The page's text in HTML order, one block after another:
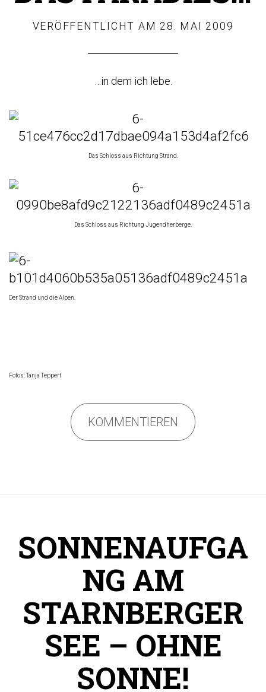
VERÖFFENTLICHT AM 28. MAI 2009
…in dem ich lebe.
Das Schloss aus Richtung Strand.
Das Schloss aus Richtung Jugendherberge.
Der Strand und die Alpen.
Fotos:Tanja Teppert
KOMMENTIEREN
SONNENAUFGA
NG AM
STARNBERGER
SEE – OHNE
SONNE!